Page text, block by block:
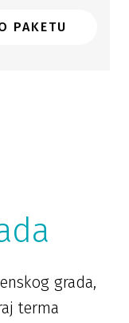
PAKETU
grada,
terma